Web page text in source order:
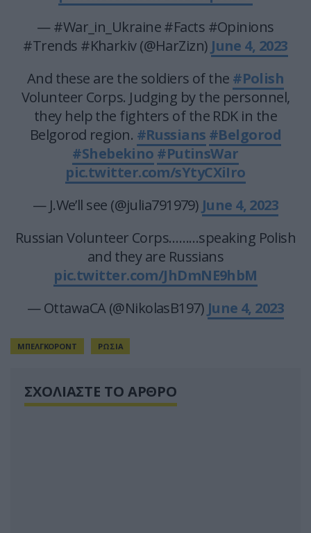
— #War_in_Ukraine #Facts #Opinions
#Trends #Kharkiv (@HarZizn) June 4, 2023
And these are the soldiers of the #Polish
Volunteer Corps. Judging by the personnel,
they help the fighters of the RDK in the
Belgorod region. #Russians #Belgorod
#Shebekino #PutinsWar
pic.twitter.com/sYtyCXiIro
— J.We’ll see (@julia791979) June 4, 2023
Russian Volunteer Corps………speaking Polish
and they are Russians
pic.twitter.com/JhDmNE9hbM
— OttawaCA (@NikolasB197) June 4, 2023
ΜΠΕΛΓΚΟΡΟΝΤ ΡΩΣΙΑ
ΣΧΟΛΙΑΣΤΕ ΤΟ ΑΡΘΡΟ